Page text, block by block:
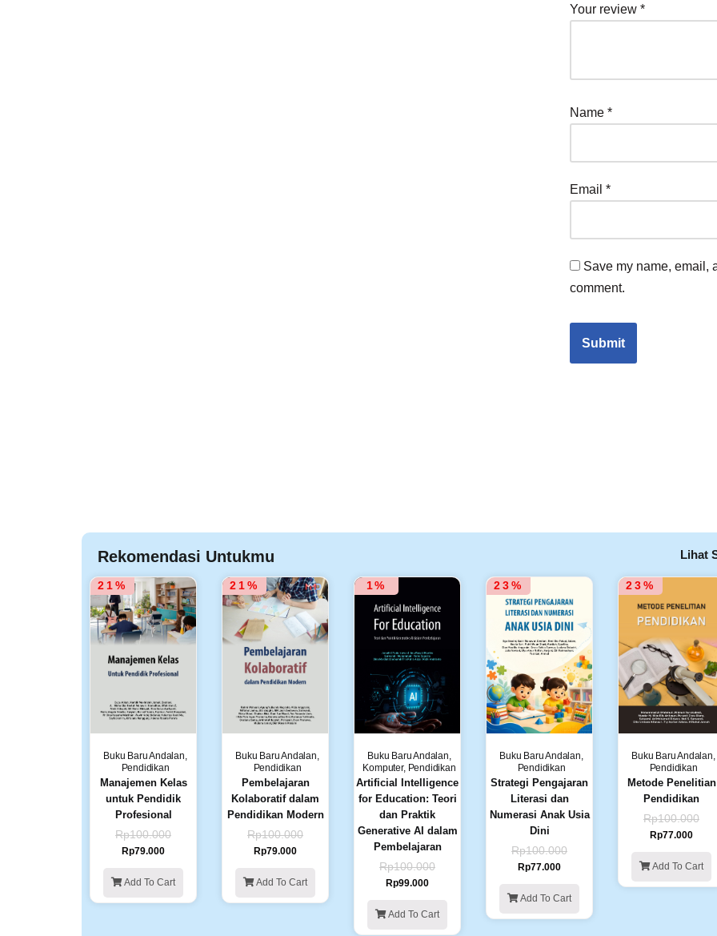
Your review *
Name *
Email *
Save my name, email,
comment.
Rekomendasi Untukmu Lihat
21%
Buku Baru Andalan,
Pendidikan
Manajemen Kelas
untuk Pendidik
Profesional
Rp100.000
Rp79.000
Add To Cart
21%
Buku Baru Andalan,
Pendidikan
Pembelajaran
Kolaboratif dalam
Pendidikan Modern
Rp100.000
Rp79.000
Add To Cart
1%
Buku Baru Andalan,
Komputer, Pendidikan
Artificial Intelligence
for Education: Teori
dan Praktik
Generative AI dalam
Pembelajaran
Rp100.000
Rp99.000
Add To Cart
23%
Buku Baru Andalan,
Pendidikan
Strategi Pengajaran
Literasi dan
Numerasi Anak Usia
Dini
Rp100.000
Rp77.000
Add To Cart
23%
Buku Baru Andalan,
Pendidikan
Metode Penelitian
Pendidikan
Rp100.000
Rp77.000
Add To Cart